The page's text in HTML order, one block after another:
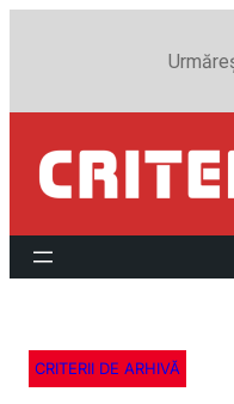
CRITERII DE ARHIVĂ